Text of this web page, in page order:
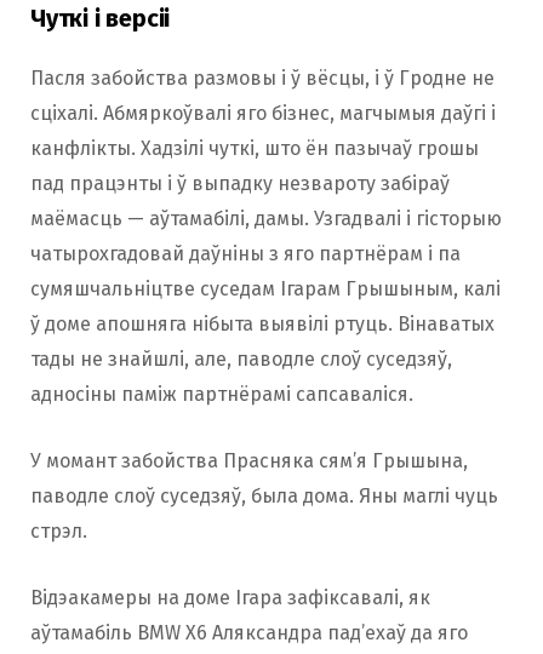
Чуткі і версіі
Пасля забойства размовы і ў вёсцы, і ў Гродне не
сціхалі. Абмяркоўвалі яго бізнес, магчымыя даўгі і
канфлікты. Хадзілі чуткі, што ён пазычаў грошы
пад працэнты і ў выпадку незвароту забіраў
маёмасць — аўтамабілі, дамы. Узгадвалі і гісторыю
чатырохгадовай даўніны з яго партнёрам і па
сумяшчальніцтве суседам Ігарам Грышыным, калі
ў доме апошняга нібыта выявілі ртуць. Вінаватых
тады не знайшлі, але, паводле слоў суседзяў,
адносіны паміж партнёрамі сапсаваліся.
У момант забойства Прасняка сям’я Грышына,
паводле слоў суседзяў, была дома. Яны маглі чуць
стрэл.
Відэакамеры на доме Ігара зафіксавалі, як
аўтамабіль BMW X6 Аляксандра пад’ехаў да яго